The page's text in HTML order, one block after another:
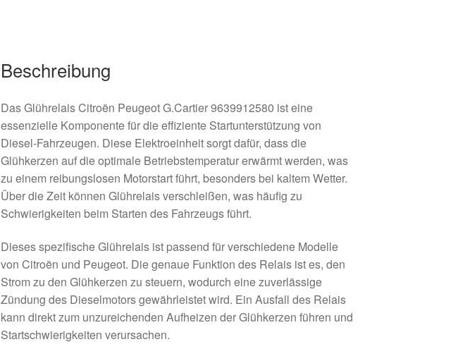
Beschreibung
Das Glührelais Citroën Peugeot G.Cartier 9639912580 ist eine
essenzielle Komponente für die effiziente Startunterstützung von
Diesel-Fahrzeugen. Diese Elektroeinheit sorgt dafür, dass die
Glühkerzen auf die optimale Betriebstemperatur erwärmt werden, was
zu einem reibungslosen Motorstart führt, besonders bei kaltem Wetter.
Über die Zeit können Glührelais verschleißen, was häufig zu
Schwierigkeiten beim Starten des Fahrzeugs führt.
Dieses spezifische Glührelais ist passend für verschiedene Modelle
von Citroën und Peugeot. Die genaue Funktion des Relais ist es, den
Strom zu den Glühkerzen zu steuern, wodurch eine zuverlässige
Zündung des Dieselmotors gewährleistet wird. Ein Ausfall des Relais
kann direkt zum unzureichenden Aufheizen der Glühkerzen führen und
Startschwierigkeiten verursachen.